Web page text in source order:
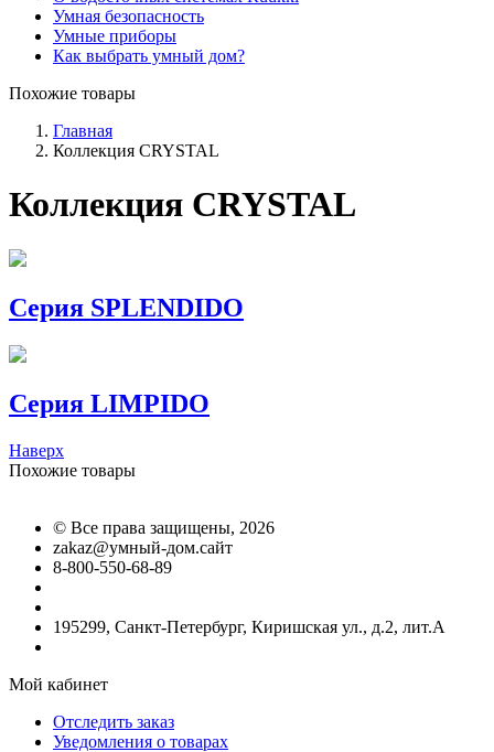
Умная безопасность
Умные приборы
Как выбрать умный дом?
Похожие товары
Главная
Коллекция CRYSTAL
Коллекция CRYSTAL
Серия SPLENDIDO
Серия LIMPIDO
Наверх
Похожие товары
© Все права защищены, 2026
zakaz@умный-дом.сайт
8-800-550-68-89
195299, Санкт-Петербург, Киришская ул., д.2, лит.А
Мой кабинет
Отследить заказ
Уведомления о товарах